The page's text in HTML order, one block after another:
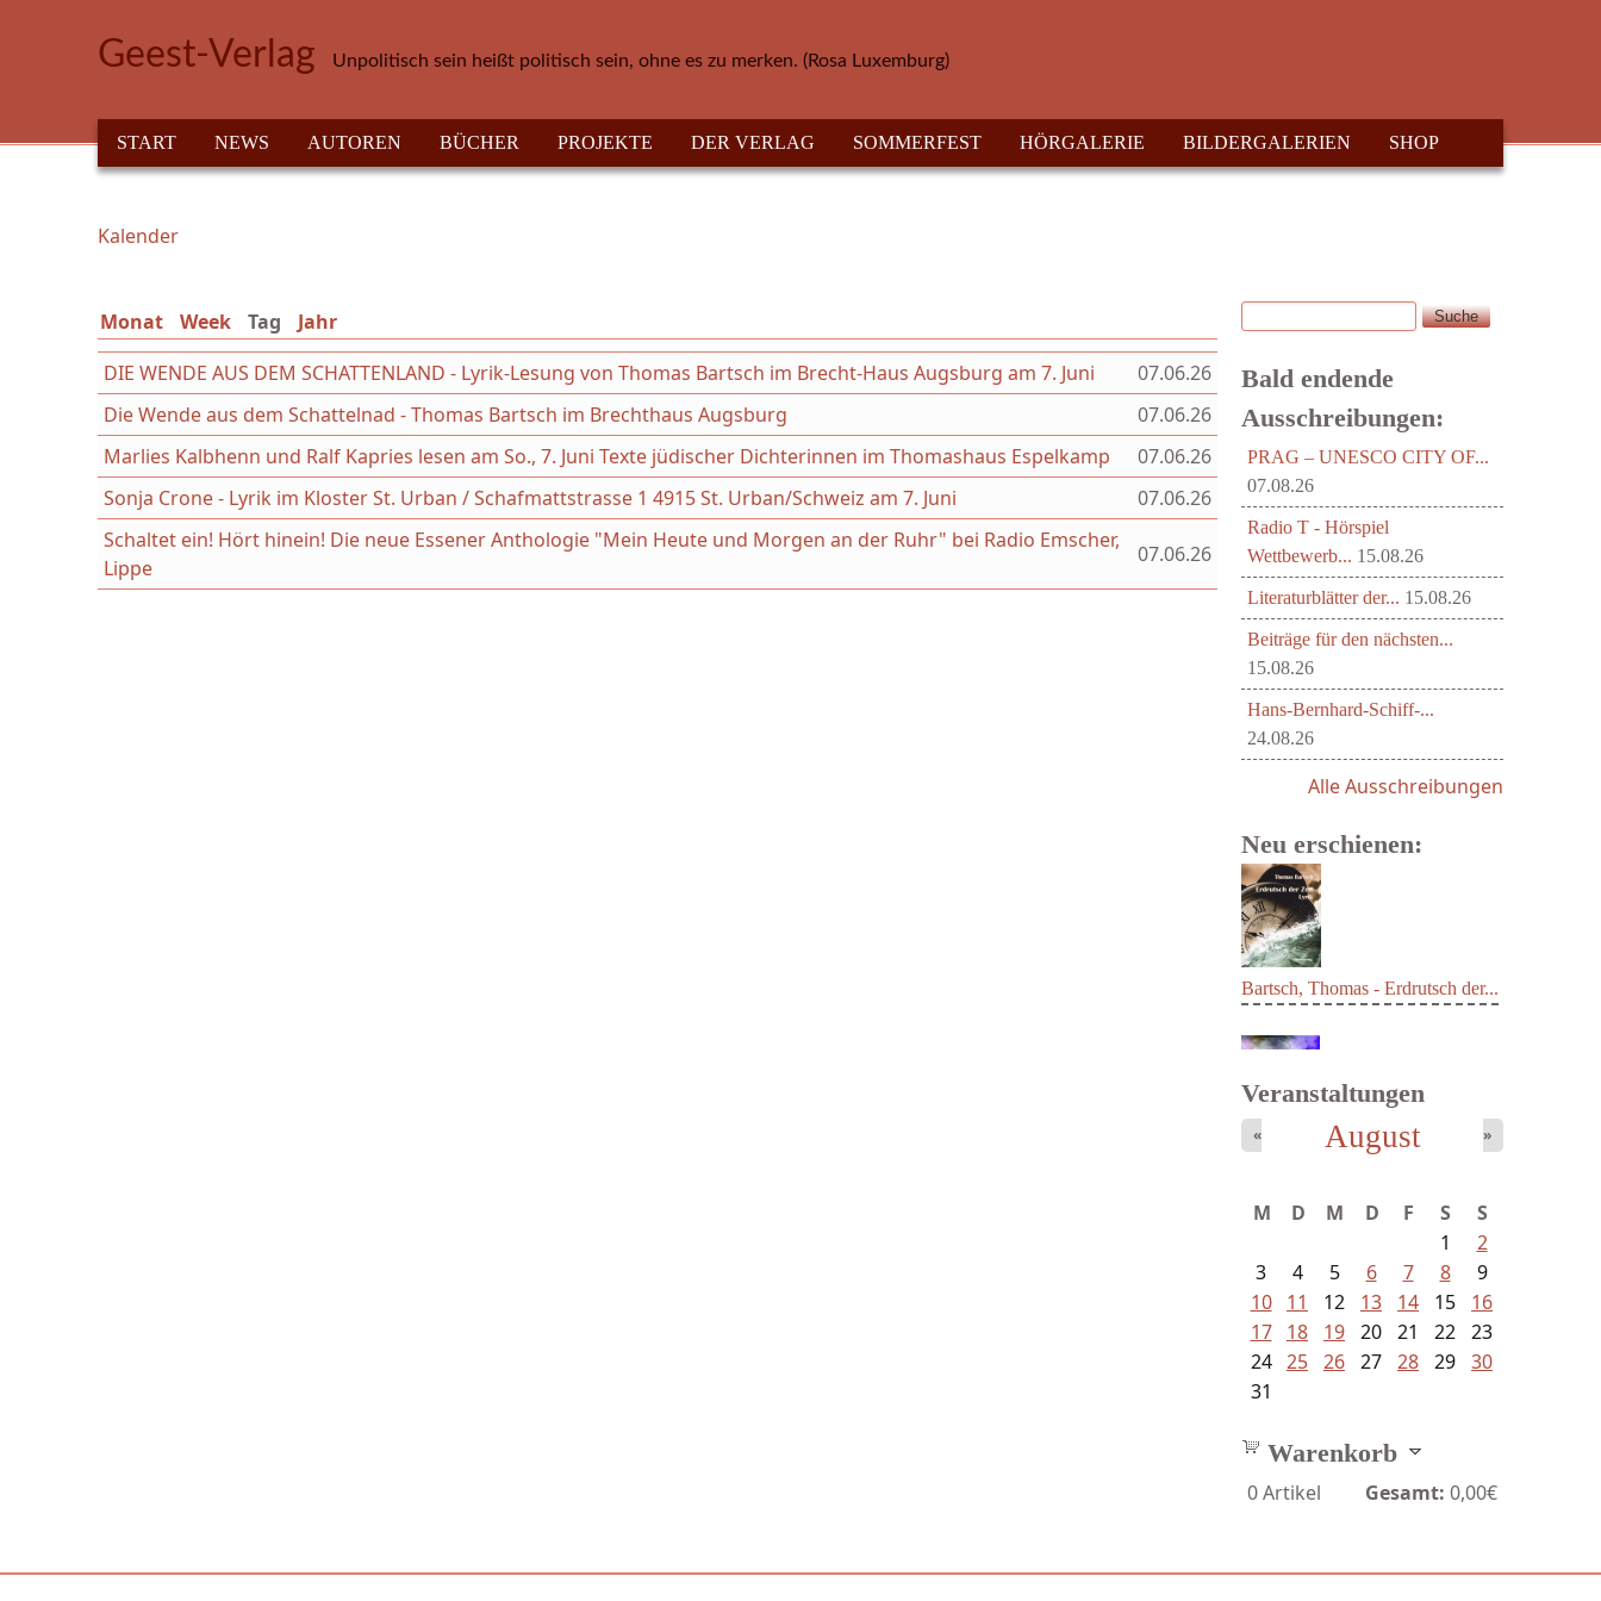
Geest-Verlag Unpolitisch sein heißt politisch sein, ohne es zu merken. (Rosa Luxemburg)
HAUPTMENÜ
START NEWS AUTOREN BÜCHER PROJEKTE DER VERLAG SOMMERFEST HÖRGALERIE BILDERGALERIEN SHOP
Sie sind hier
Kalender
Monat Week Tag (aktiver Reiter)
Jahr
DIE WENDE AUS DEM SCHATTENLAND - Lyrik-Lesung von Thomas Bartsch im Brecht-Haus Augsburg am 7. Juni
07.06.26
Die Wende aus dem Schattelnad - Thomas Bartsch im Brechthaus Augsburg
07.06.26
Marlies Kalbhenn und Ralf Kapries lesen am So., 7. Juni Texte jüdischer Dichterinnen im Thomashaus Espelkamp
07.06.26
Sonja Crone - Lyrik im Kloster St. Urban / Schafmattstrasse 1 4915 St. Urban/Schweiz am 7. Juni
07.06.26
Schaltet ein! Hört hinein! Die neue Essener Anthologie "Mein Heute und Morgen an der Ruhr" bei Radio Emscher,
Lippe
07.06.26
Suchformular
Suche
Bald endende
Ausschreibungen:
PRAG – UNESCO CITY OF...
07.08.26
Radio T - Hörspiel
Wettbewerb... 15.08.26
Literaturblätter der... 15.08.26
Beiträge für den nächsten...
15.08.26
Hans-Bernhard-Schiff-...
24.08.26
Alle Ausschreibungen
Neu erschienen:
Bartsch, Thomas - Erdrutsch der...
Veranstaltungen
August
« »
M D M D F S
S
1
2
3
4 5 6 7 8
9
10
11 12 13 14 15
16
17
18 19 20 21 22 23
24 25 26 27 28 29 30
31
Warenkorb
0Artikel Gesamt: 0,00€